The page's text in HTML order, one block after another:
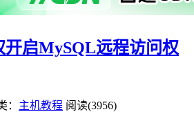
启MySQL远程访问权
： 主机教程 阅读(3956)